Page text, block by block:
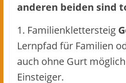
anderen beiden sind
1. Familienklettersteig
Lernpfad für Familien
auch ohne Gurt
Einsteiger.